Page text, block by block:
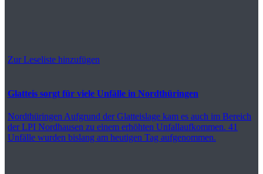
Zur Leseliste hinzufügen
Glatteis sorgt für viele Unfälle in Nordthüringen
Nordthüringen Aufgrund der Glatteislage kam es auch im Bereich
der LPI Nordhausen zu einem erhöhten Unfallaufkommen. 41
Unfälle wurden bislang am heutigen Tag aufgenommen.